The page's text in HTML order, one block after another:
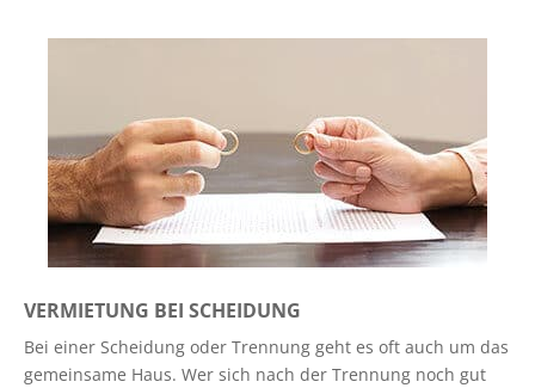
VERMIETUNG BEI SCHEIDUNG
Bei einer Scheidung oder Trennung geht es oft auch um das
gemeinsame Haus. Wer sich nach der Trennung noch gut